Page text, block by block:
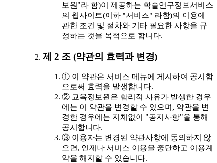
보원"라 함)이 제공하는 학술연구정보서비스
의 웹사이트(이하 "서비스" 라함)의 이용에
관한 조건 및 절차와 기타 필요한 사항을 규
정하는 것을 목적으로 합니다.
제 2 조 (약관의 효력과 변경)
① 이 약관은 서비스 메뉴에 게시하여 공시함
으로써 효력을 발생합니다.
② 교육정보원은 합리적 사유가 발생한 경우
에는 이 약관을 변경할 수 있으며, 약관을 변
경한 경우에는 지체없이 "공지사항"을 통해
공시합니다.
③ 이용자는 변경된 약관사항에 동의하지 않
으면, 언제나 서비스 이용을 중단하고 이용계
약을 해지할 수 있습니다.